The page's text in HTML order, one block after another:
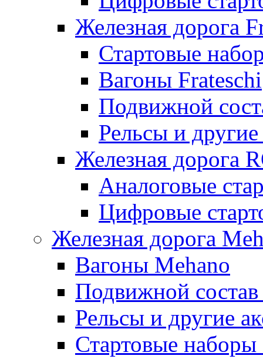
Железная дорога
Стартовые
Вагоны Frateschi
Подвижной
Рельсы и
Железная дорога
Аналоговые
Цифровые
Железная дорога
Вагоны Mehano
Подвижной
Рельсы и другие
Стартовые